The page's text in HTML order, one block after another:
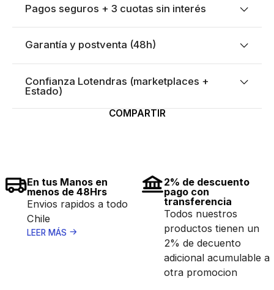
Pagos seguros + 3 cuotas sin interés
Garantía y postventa (48h)
Confianza Lotendras (marketplaces +
Estado)
COMPARTIR
En tus Manos en
menos de 48Hrs
Envios rapidos a todo
Chile
LEER MÁS
2% de descuento
pago con
transferencia
Todos nuestros
productos tienen un
2% de decuento
adicional acumulable a
otra promocion